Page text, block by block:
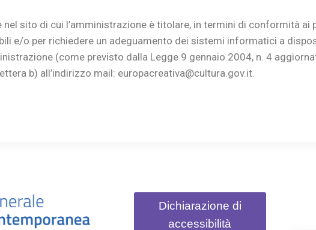
sito di cui l’amministrazione è titolare, in termini di conformità ai
e/o per richiedere un adeguamento dei sistemi informatici a
(come previsto dalla Legge 9 gennaio 2004, n. 4
b) all’indirizzo mail: europacreativa@cultura.gov.it.
Dichiarazione di
accessibilità